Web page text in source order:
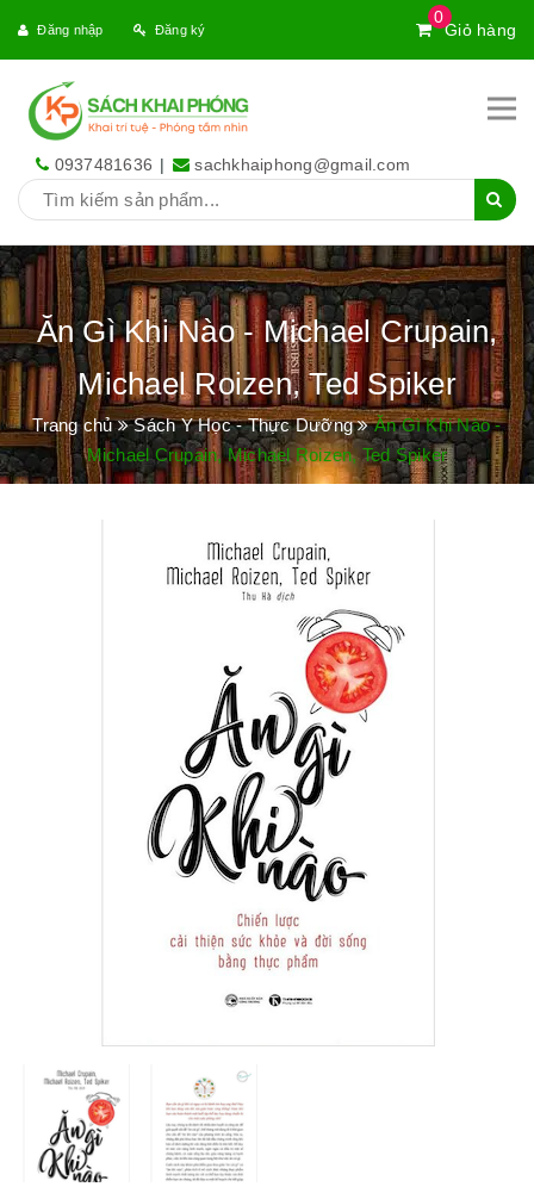
0
Giỏ hàng
Đăng nhập Đăng ký
0937481636 | sachkhaiphong@gmail.com
Ăn Gì Khi Nào - Michael Crupain,
Michael Roizen, Ted Spiker
Trang chủ Sách Y Học - Thực Dưỡng
Ăn Gì Khi Nào -
Michael Crupain, Michael Roizen, Ted Spiker